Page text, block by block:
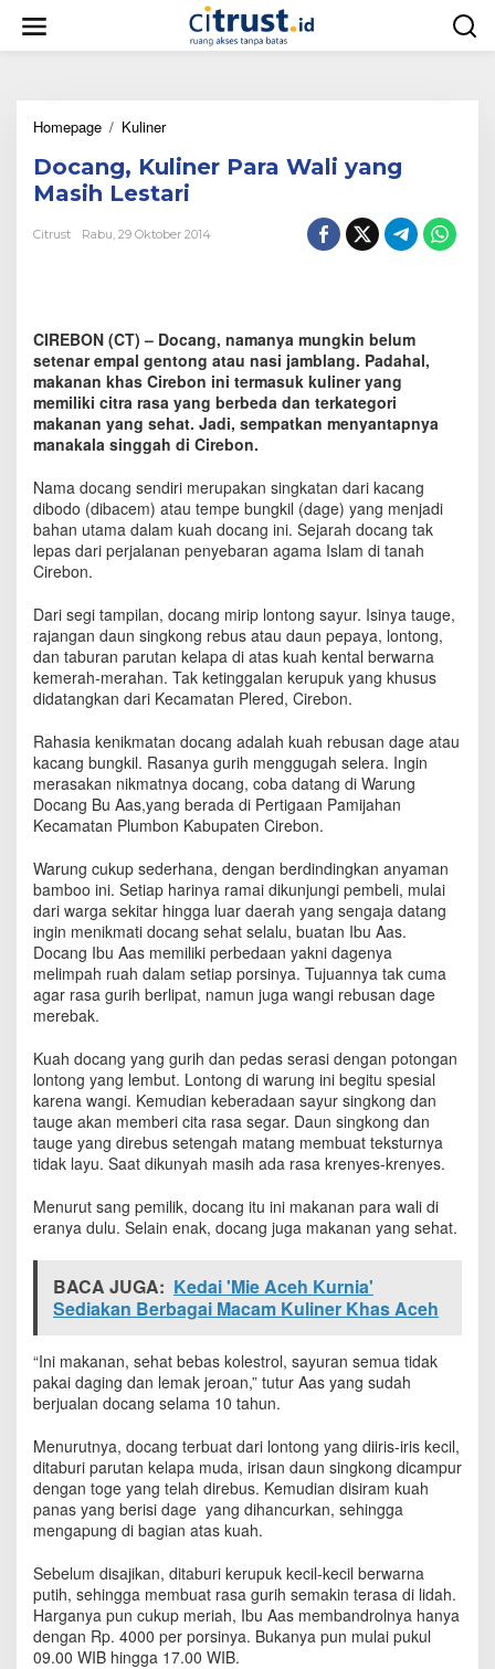
w
Homepage / KulinerD
c
a
n
,
n
e
r
P
a
r
W
a
l
i
y
g
M
a
s
i
L
e
s
t
a
i
Docang, Kuliner Para Wali yang
Masih Lestari
Citrust Rabu, 29 Oktober 2014
CIREBON (CT) – Docang, namanya mungkin belum
setenar empal gentong atau nasi jamblang. Padahal,
makanan khas Cirebon ini termasuk kuliner yang
memiliki citra rasa yang berbeda dan terkategori
makanan yang sehat. Jadi, sempatkan menyantapnya
manakala singgah di Cirebon.
Nama docang sendiri merupakan singkatan dari kacang
dibodo (dibacem) atau tempe bungkil (dage) yang menjadi
bahan utama dalam kuah docang ini. Sejarah docang tak
lepas dari perjalanan penyebaran agama Islam di tanah
Cirebon.
Dari segi tampilan, docang mirip lontong sayur. Isinya tauge,
rajangan daun singkong rebus atau daun pepaya, lontong,
dan taburan parutan kelapa di atas kuah kental berwarna
kemerah-merahan. Tak ketinggalan kerupuk yang khusus
didatangkan dari Kecamatan Plered, Cirebon.
Rahasia kenikmatan docang adalah kuah rebusan dage atau
kacang bungkil. Rasanya gurih menggugah selera. Ingin
merasakan nikmatnya docang, coba datang di Warung
Docang Bu Aas,yang berada di Pertigaan Pamijahan
Kecamatan Plumbon Kabupaten Cirebon.
Warung cukup sederhana, dengan berdindingkan anyaman
bamboo ini. Setiap harinya ramai dikunjungi pembeli, mulai
dari warga sekitar hingga luar daerah yang sengaja datang
ingin menikmati docang sehat selalu, buatan Ibu Aas.
Docang Ibu Aas memiliki perbedaan yakni dagenya
melimpah ruah dalam setiap porsinya. Tujuannya tak cuma
agar rasa gurih berlipat, namun juga wangi rebusan dage
merebak.
Kuah docang yang gurih dan pedas serasi dengan potongan
lontong yang lembut. Lontong di warung ini begitu spesial
karena wangi. Kemudian keberadaan sayur singkong dan
tauge akan memberi cita rasa segar. Daun singkong dan
tauge yang direbus setengah matang membuat teksturnya
tidak layu. Saat dikunyah masih ada rasa krenyes-krenyes.
Menurut sang pemilik, docang itu ini makanan para wali di
eranya dulu. Selain enak, docang juga makanan yang sehat.
BACA JUGA: Kedai 'Mie Aceh Kurnia'
Sediakan Berbagai Macam Kuliner Khas Aceh
“Ini makanan, sehat bebas kolestrol, sayuran semua tidak
pakai daging dan lemak jeroan,” tutur Aas yang sudah
berjualan docang selama 10 tahun.
Menurutnya, docang terbuat dari lontong yang diiris-iris kecil,
ditaburi parutan kelapa muda, irisan daun singkong dicampur
dengan toge yang telah direbus. Kemudian disiram kuah
panas yang berisi dage yang dihancurkan, sehingga
mengapung di bagian atas kuah.
Sebelum disajikan, ditaburi kerupuk kecil-kecil berwarna
putih, sehingga membuat rasa gurih semakin terasa di lidah.
Harganya pun cukup meriah, Ibu Aas membandrolnya hanya
dengan Rp. 4000 per porsinya. Bukanya pun mulai pukul
09.00 WIB hingga 17.00 WIB.